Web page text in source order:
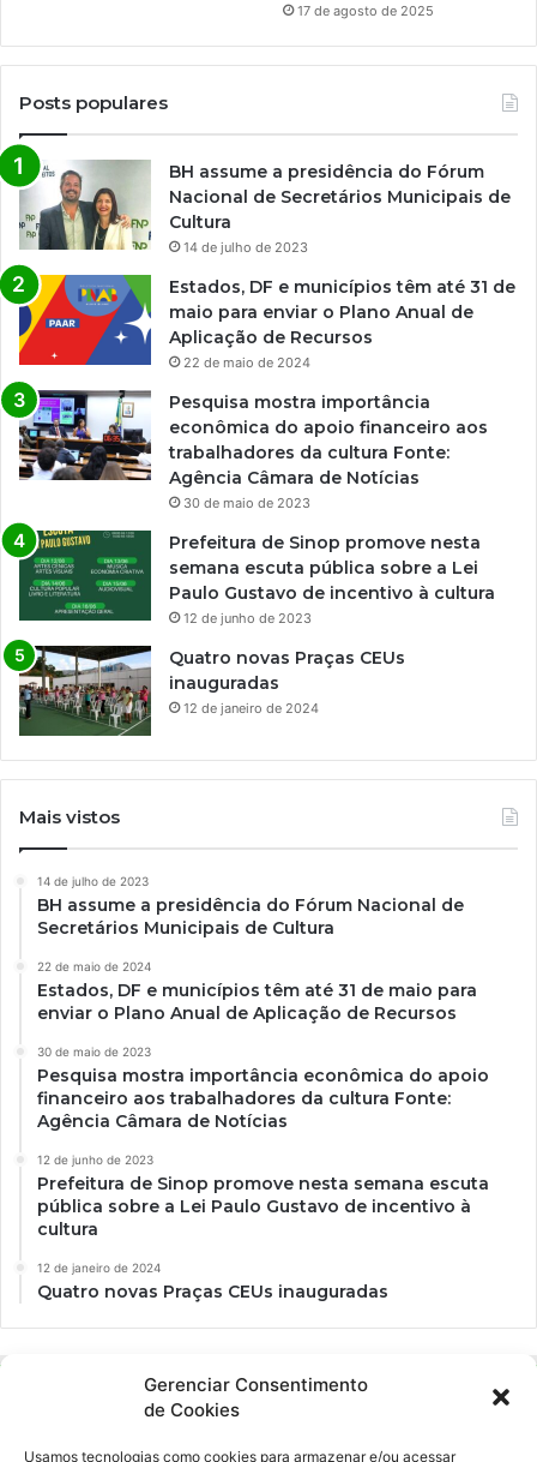
Gerenciar Consentimento
de Cookies
Usamos tecnologias como cookies para armazenar e/ou acessar
17 de agosto de 2025
Posts populares
BH assume a presidência do Fórum
Nacional de Secretários Municipais de
Cultura
14 de julho de 2023
Estados, DF e municípios têm até 31 de
maio para enviar o Plano Anual de
Aplicação de Recursos
22 de maio de 2024
Pesquisa mostra importância
econômica do apoio financeiro aos
trabalhadores da cultura Fonte:
Agência Câmara de Notícias
30 de maio de 2023
Prefeitura de Sinop promove nesta
semana escuta pública sobre a Lei
Paulo Gustavo de incentivo à cultura
12 de junho de 2023
Quatro novas Praças CEUs
inauguradas
12 de janeiro de 2024
Mais vistos
14 de julho de 2023
BH assume a presidência do Fórum Nacional de
Secretários Municipais de Cultura
22 de maio de 2024
Estados, DF e municípios têm até 31 de maio para
enviar o Plano Anual de Aplicação de Recursos
30 de maio de 2023
Pesquisa mostra importância econômica do apoio
financeiro aos trabalhadores da cultura Fonte:
Agência Câmara de Notícias
12 de junho de 2023
Prefeitura de Sinop promove nesta semana escuta
pública sobre a Lei Paulo Gustavo de incentivo à
cultura
12 de janeiro de 2024
Quatro novas Praças CEUs inauguradas